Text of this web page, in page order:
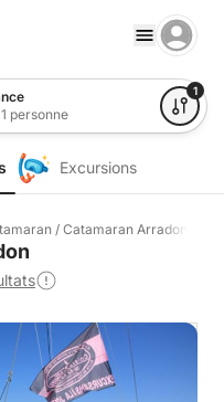
1 personne
1
Excursions
/ Catamaran Arradon